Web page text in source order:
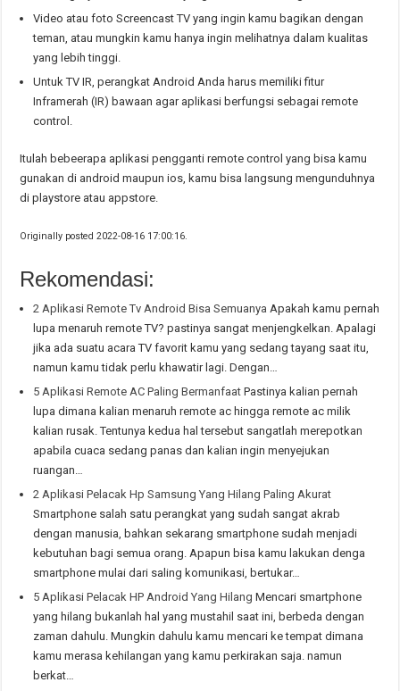
Video atau foto Screencast TV yang ingin kamu bagikan dengan
teman, atau mungkin kamu hanya ingin melihatnya dalam kualitas
yang lebih tinggi.
Untuk TV IR, perangkat Android Anda harus memiliki fitur
Inframerah (IR) bawaan agar aplikasi berfungsi sebagai remote
control.
Itulah bebeerapa aplikasi pengganti remote control yang bisa kamu
gunakan di android maupun ios, kamu bisa langsung mengunduhnya
di playstore atau appstore.
Originally posted 2022-08-16 17:00:16.
Rekomendasi:
2 Aplikasi Remote Tv Android Bisa Semuanya Apakah kamu pernah
lupa menaruh remote TV? pastinya sangat menjengkelkan. Apalagi
jika ada suatu acara TV favorit kamu yang sedang tayang saat itu,
namun kamu tidak perlu khawatir lagi. Dengan…
5 Aplikasi Remote AC Paling Bermanfaat Pastinya kalian pernah
lupa dimana kalian menaruh remote ac hingga remote ac milik
kalian rusak. Tentunya kedua hal tersebut sangatlah merepotkan
apabila cuaca sedang panas dan kalian ingin menyejukan
ruangan…
2 Aplikasi Pelacak Hp Samsung Yang Hilang Paling Akurat
Smartphone salah satu perangkat yang sudah sangat akrab
dengan manusia, bahkan sekarang smartphone sudah menjadi
kebutuhan bagi semua orang. Apapun bisa kamu lakukan denga
smartphone mulai dari saling komunikasi, bertukar…
5 Aplikasi Pelacak HP Android Yang Hilang Mencari smartphone
yang hilang bukanlah hal yang mustahil saat ini, berbeda dengan
zaman dahulu. Mungkin dahulu kamu mencari ke tempat dimana
kamu merasa kehilangan yang kamu perkirakan saja. namun
berkat…